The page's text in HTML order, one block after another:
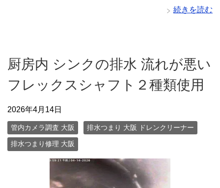
続きを読む
厨房内 シンクの排水 流れが悪い
フレックスシャフト２種類使用
2026年4月14日
管内カメラ調査 大阪 排水つまり 大阪 ドレンクリーナー
排水つまり修理 大阪